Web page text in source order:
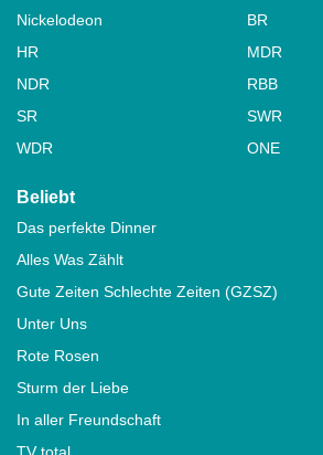
Nickelodeon
BR
HR
MDR
NDR
RBB
SR
SWR
WDR
ONE
Beliebt
Das perfekte Dinner
Alles Was Zählt
Gute Zeiten Schlechte Zeiten (GZSZ)
Unter Uns
Rote Rosen
Sturm der Liebe
In aller Freundschaft